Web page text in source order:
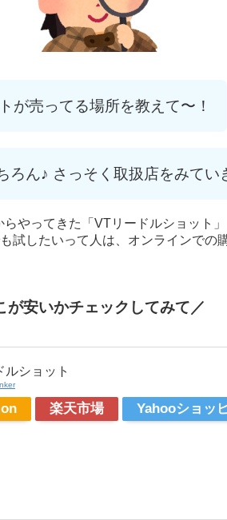
が売ってる場所を教えて〜！
ろん♪ さっそく取扱店をみてい
やってきた「VTリードルショット
試したいって人は、オンラインでの
が安いかチェックしてみて／
ルショット
楽天市場 Yahooショッ